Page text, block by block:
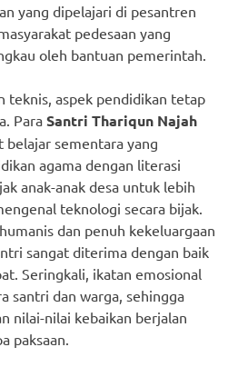
yang dipelajari di pesantren
pedesaan yang
oleh bantuan pemerintah.
teknis, aspek pendidikan tetap
Para Santri Thariqun Najah
belajar sementara yang
agama dengan literasi
anak-anak desa untuk lebih
teknologi secara bijak.
dan penuh kekeluargaan
sangat diterima dengan baik
Seringkali, ikatan emosional
santri dan warga, sehingga
nilai-nilai kebaikan berjalan
paksaan.